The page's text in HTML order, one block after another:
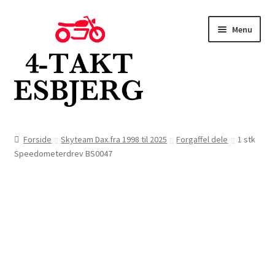
navigation
indhold
Menu
Butik
Forside Skyteam Dax.fra 1998 til 2025 Forgaffel dele
1 stk
Speedometerdrev BS0047